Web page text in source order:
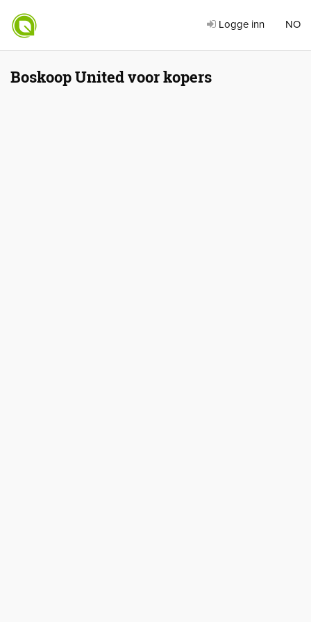
Logge inn NO
Boskoop United voor kopers